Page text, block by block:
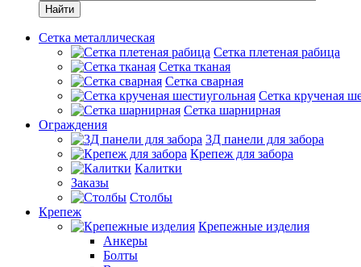
Найти
Сетка металлическая
Сетка плетеная рабица
Сетка тканая
Сетка сварная
Сетка крученая
Сетка шарнирная
Ограждения
3Д панели для забора
Крепеж для забора
Калитки
Заказы
Столбы
Крепеж
Крепежные изделия
Анкеры
Болты